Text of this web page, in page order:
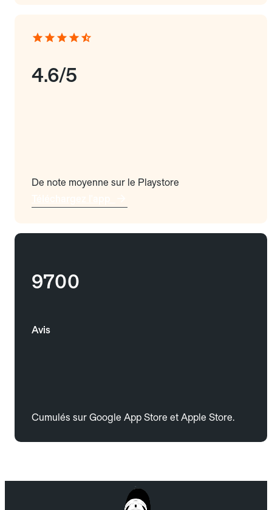
4.6/5
De note moyenne sur le Playstore
9700
Avis
Cumulés sur Google App Store et Apple Store.